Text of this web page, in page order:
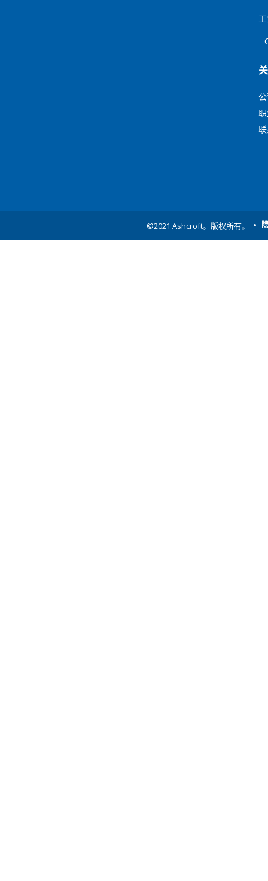
©2021 Ashcroft。版权所有。